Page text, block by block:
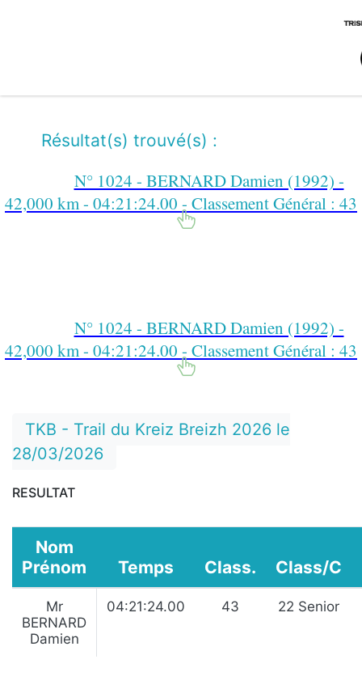
Résultat(s) trouvé(s) :
N° 1024 - BERNARD Damien (1992) -
42,000 km - 04:21:24.00 - Classement Général : 43
N° 1024 - BERNARD Damien (1992) -
42,000 km - 04:21:24.00 - Classement Général : 43
TKB - Trail du Kreiz Breizh 2026 le
28/03/2026
RESULTAT
Nom
Prénom
Temps Class. Class/C
Mr
BERNARD
Damien
04:21:24.00 43 22 Senior